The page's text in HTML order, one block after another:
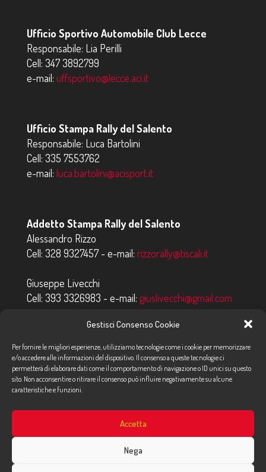
Gestisci Consenso Cookie
Per fornire le migliori esperienze, utilizziamo tecnologie come i cookie per memorizzare
e/o accedere alle informazioni del dispositivo. Il consenso a queste tecnologie ci
permetterà di elaborare dati come il comportamento di navigazione o ID unici su questo
sito. Non acconsentire o ritirare il consenso può influire negativamente su alcune
caratteristiche e funzioni.
Accetta
Nega
Ufficio Sportivo Automobile Club Lecce
Responsabile: Lia Perilli
Cell: 347 3892799
e-mail: uffsportivo@lecce.aci.it
Ufficio Stampa Rally del Salento
Responsabile: Luca Bartolini
Cell: 335 7553762
e-mail: luca.bartolini@acisport.it
Addetto Stampa Rally del Salento
Alessandro Rizzo
Cell: 328 9327457 - e-mail: rizzorally@tiscali.it
Giuseppe Livecchi
Cell: 393 3326983 - e-mail: giuslivecchi@gmail.com
Gianluca Eremita
Cell:
347 4684800 - e-mail: addettostampa@tiscali.it
Cookie policy
Made with
byConsolidati